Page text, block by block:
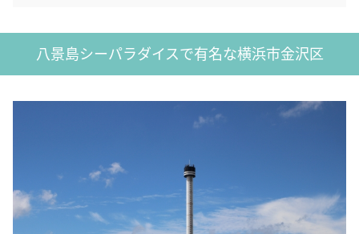
八景島シーパラダイスで有名な横浜市金沢区